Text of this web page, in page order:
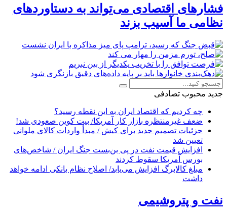
فشارهای اقتصادی می‌تواند به دستاوردهای
نظامی ما آسیب بزند
جدید محبوب تصادفی
چه کردیم که اقتصاد ایران به این نقطه رسید؟
ضعف غیرمنتظره بازار کار آمریکا/ بیت کوین صعودی شد!
جزئیات تصمیم جدید برای کیش / مبدأ واردات کالای ملوانی
تعیین شد
افزایش قیمت نفت در پی بن‌بست جنگ ایران / شاخص‌های
بورس آمریکا سقوط کردند
مبلغ کالابرگ افزایش می‌یابد/ اصلاح نظام بانکی ادامه خواهد
داشت
نفت و پتروشیمی